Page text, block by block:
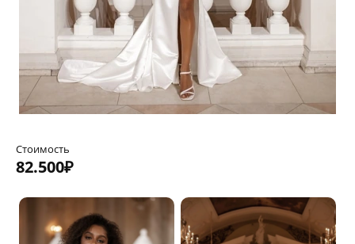
Стоимость
82.500₽